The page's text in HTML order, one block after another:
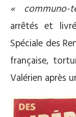
« communo-
arrêtés et
Spéciale des
française,
Valérien après